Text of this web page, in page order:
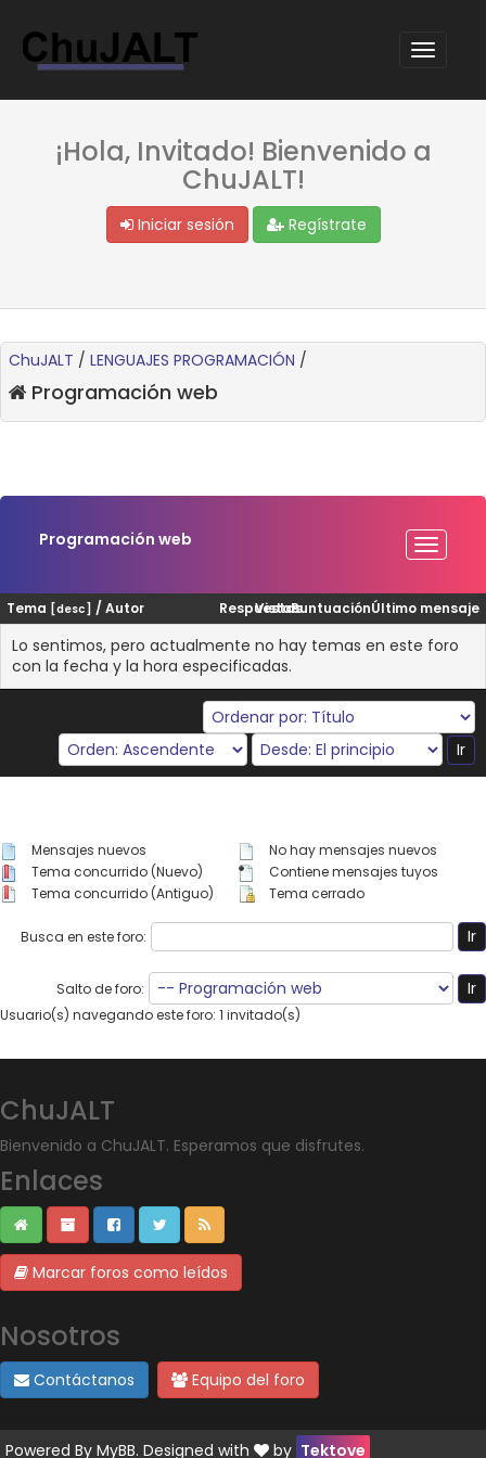
¡Hola, Invitado! Bienvenido a
ChuJALT!
Iniciar sesión Regístrate
ChuJALT / LENGUAJES PROGRAMACIÓN /
Programación web
Programación web
Tema [desc] / Autor Respuestas
VistasPuntuaciónÚltimo mensaje
Lo sentimos, pero actualmente no hay temas en este foro
con la fecha y la hora especificadas.
Mensajes nuevos
Tema concurrido (Nuevo)
Tema concurrido (Antiguo)
No hay mensajes nuevos
Contiene mensajes tuyos
Tema cerrado
Busca en este foro:
Salto de foro:
Usuario(s) navegando este foro: 1 invitado(s)
ChuJALT
Bienvenido a ChuJALT. Esperamos que disfrutes.
Enlaces
Marcar foros como leídos
Nosotros
Contáctanos Equipo del foro
Powered By MyBB. Designed with by Tektove